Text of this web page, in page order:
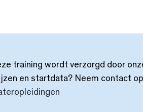
training wordt verzorgd door
en startdata? Neem contact